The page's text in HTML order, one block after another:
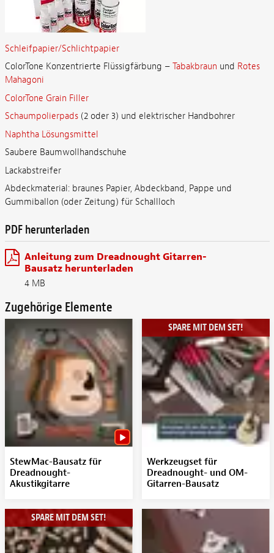
Schleifpapier/Schlichtpapier
ColorTone Konzentrierte Flüssigfärbung – Tabakbraun und Rotes
Mahagoni
ColorTone Grain Filler
Schaumpolierpads(2 oder 3) und elektrischer Handbohrer
Naphtha Lösungsmittel
Saubere Baumwollhandschuhe
Lackabstreifer
Abdeckmaterial: braunes Papier, Abdeckband, Pappe und
Gummiballon (oder Zeitung) für Schallloch
PDF herunterladen
Anleitung zum Dreadnought Gitarren-
Bausatz herunterladen
4 MB
Zugehörige Elemente
StewMac-Bausatz für
Dreadnought-
Akustikgitarre
SPARE MIT DEM SET!
Werkzeugset für
Dreadnought- und OM-
Gitarren-Bausatz
SPARE MIT DEM SET!